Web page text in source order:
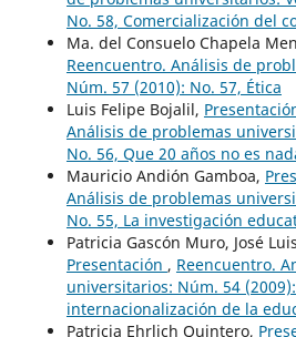
No. 58, Comercialización del
Ma. del Consuelo Chapela
Reencuentro. Análisis de
Núm. 57 (2010): No. 57, Ética
Luis Felipe Bojalil,
Análisis de problemas
No. 56, Que 20 años no es
Mauricio Andión Gamboa,
Análisis de problemas
No. 55, La investigación
Patricia Gascón Muro, José
Presentación , Reencuentro.
universitarios: Núm. 54
internacionalización de la
Patricia Ehrlich Quintero,